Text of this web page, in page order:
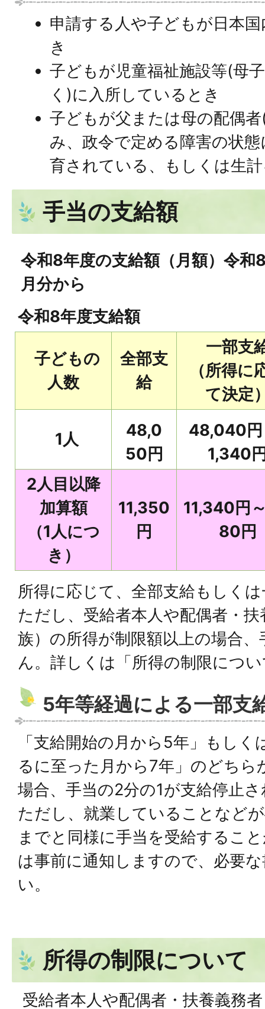
申請する人や子どもが日本
き
子どもが児童福祉施設等(母
く)に入所しているとき
子どもが父または母の配偶
み、政令で定める障害の状
育されている、もしくは生
手当の支給額
令和8年度の支給額（月額）令和
月分から
令和8年度支給額
子どもの
人数
全部支
給
一部支
（所得に
て決定
1人
48,0
50円
48,040円
1,340
2人目以降
加算額
（1人につ
き）
11,350
円
11,340円
80円
所得に応じて、全部支給もしく
ただし、受給者本人や配偶者・
族）の所得が制限額以上の場合
ん。詳しくは「所得の制限につ
5年等経過による一部支
「支給開始の月から5年」もし
るに至った月から7年」のどちら
場合、手当の2分の1が支給停止
ただし、就業していることなど
までと同様に手当を受給するこ
は事前に通知しますので、必要
い。
所得の制限について
受給者本人や配偶者・扶養義務